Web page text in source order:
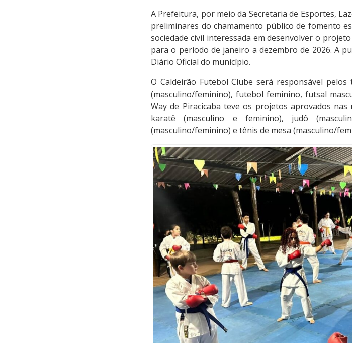
A Prefeitura, por meio da Secretaria de Esportes,
preliminares do chamamento público de fomento
sociedade civil interessada em desenvolver o
para o período de janeiro a dezembro de 2026. A
Diário Oficial do município.
O Caldeirão Futebol Clube será responsável
(masculino/feminino), futebol feminino, futsal
Way de Piracicaba teve os projetos aprovados
karatê (masculino e feminino), judô
(masculino/feminino) e tênis de mesa (masculino/